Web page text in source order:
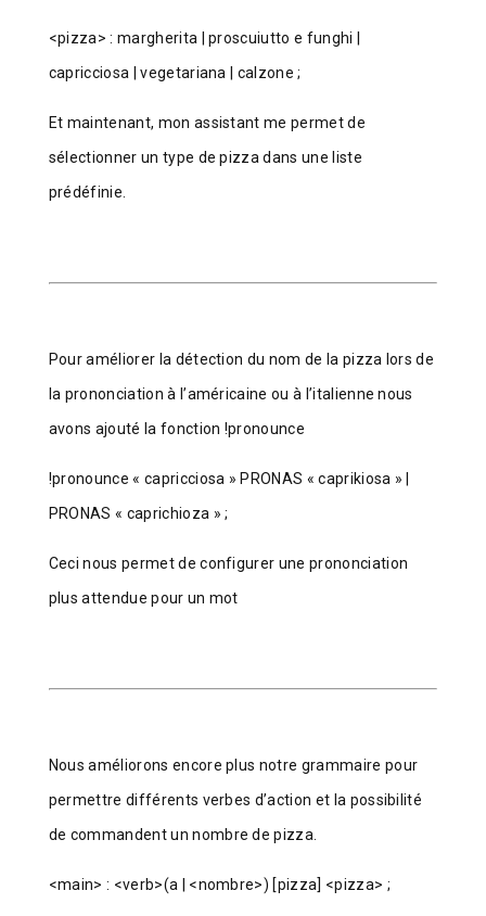
<pizza> : margherita | proscuiutto e funghi |
capricciosa | vegetariana | calzone ;
Et maintenant, mon assistant me permet de
sélectionner un type de pizza dans une liste
prédéfinie.
Pour améliorer la détection du nom de la pizza lors de
la prononciation à l’américaine ou à l’italienne nous
avons ajouté la fonction !pronounce
!pronounce « capricciosa » PRONAS « caprikiosa » |
PRONAS « caprichioza » ;
Ceci nous permet de configurer une prononciation
plus attendue pour un mot
Nous améliorons encore plus notre grammaire pour
permettre différents verbes d’action et la possibilité
de commandent un nombre de pizza.
<main> : <verb>(a | <nombre>) [pizza] <pizza> ;